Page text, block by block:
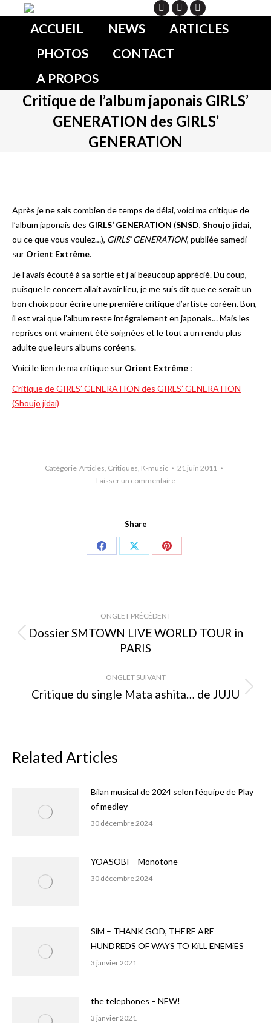
ACCUEIL NEWS
ARTICLES
PHOTOS
CONTACT
A PROPOS
Critique de l’album japonais GIRLS’
GENERATION des GIRLS’
GENERATION
Après je ne sais combien de temps de délai, voici ma critique de
l’album japonais des GIRLS’ GENERATION (SNSD, Shoujo jidai,
ou ce que vous voulez…), GIRLS’ GENERATION, publiée samedi
sur Orient Extrême.
Je l’avais écouté à sa sortie et j’ai beaucoup apprécié. Du coup,
puisque le concert allait avoir lieu, je me suis dit que ce serait un
bon choix pour écrire une première critique d’artiste coréen. Bon,
il est vrai que l’album reste intégralement en japonais… Mais les
reprises ont vraiment été soignées et le tout a un rendu plus
adulte que leurs albums coréens.
Voici le lien de ma critique sur Orient Extrême :
Critique de GIRLS’ GENERATION des GIRLS’ GENERATION
(Shoujo jidai)
Catégorie Articles, Critiques, K-music
21 juin 2011
Laisser un commentaire
Share
Share
Share
Share
Navigation
de
commentaire
ONGLET PRÉCÉDENT
Onglet
précédent
Dossier SMTOWN LIVE WORLD TOUR in
PARIS
ONGLET SUIVANT
Onglet
Critique du single Mata ashita… de JUJU
Related Articles
Bilan musical de 2024 selon l’équipe de Play
of medley
30 décembre 2024
YOASOBI – Monotone
30 décembre 2024
SiM – THANK GOD, THERE ARE
HUNDREDS OF WAYS TO KiLL ENEMiES
3 janvier 2021
the telephones – NEW!
3 janvier 2021